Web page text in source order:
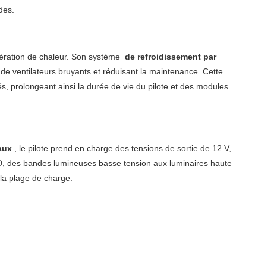
de chaleur. Son système de refroidissement par
ventilateurs bruyants et réduisant la maintenance. Cette
prolongeant ainsi la durée de vie du pilote et des modules
, le pilote prend en charge des tensions de sortie de 12 V,
des bandes lumineuses basse tension aux luminaires haute
plage de charge.